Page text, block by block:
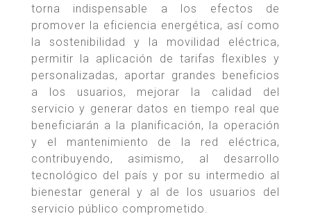
torna indispensable a los efectos de
promover la eficiencia energética, así como
la sostenibilidad y la movilidad eléctrica,
permitir la aplicación de tarifas flexibles y
personalizadas, aportar grandes beneficios
a los usuarios, mejorar la calidad del
servicio y generar datos en tiempo real que
beneficiarán a la planificación, la operación
y el mantenimiento de la red eléctrica,
contribuyendo, asimismo, al desarrollo
tecnológico del país y por su intermedio al
bienestar general y al de los usuarios del
servicio público comprometido.